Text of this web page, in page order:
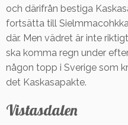
och därifrån bestiga
fortsätta till
där. Men vädret är inte
ska komma regn under
någon topp i Sverige som
det Kaskasapakte.
Vistasdalen